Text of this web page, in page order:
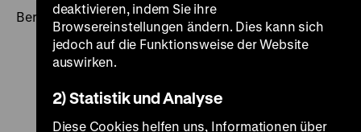
Berlin: DHM 2005, 80 Seiten: zahlr. Ill., Kt.
Zu
Zu
Zu
deaktivieren, indem Sie ihre
Browsereinstellungen ändern. Dies kann sich
jedoch auf die Funktionsweise der Website
auswirken.
2) Statistik und Analyse
Diese Cookies helfen uns, Informationen über